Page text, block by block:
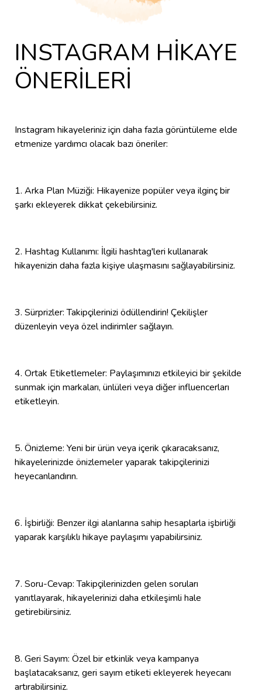
INSTAGRAM HİKAYE
ÖNERİLERİ
Instagram hikayeleriniz için daha fazla görüntüleme elde
etmenize yardımcı olacak bazı öneriler:
1. Arka Plan Müziği: Hikayenize popüler veya ilginç bir
şarkı ekleyerek dikkat çekebilirsiniz.
2. Hashtag Kullanımı: İlgili hashtag'leri kullanarak
hikayenizin daha fazla kişiye ulaşmasını sağlayabilirsiniz.
3. Sürprizler: Takipçilerinizi ödüllendirin! Çekilişler
düzenleyin veya özel indirimler sağlayın.
4. Ortak Etiketlemeler: Paylaşımınızı etkileyici bir şekilde
sunmak için markaları, ünlüleri veya diğer influencerları
etiketleyin.
5. Önizleme: Yeni bir ürün veya içerik çıkaracaksanız,
hikayelerinizde önizlemeler yaparak takipçilerinizi
heyecanlandırın.
6. İşbirliği: Benzer ilgi alanlarına sahip hesaplarla işbirliği
yaparak karşılıklı hikaye paylaşımı yapabilirsiniz.
7. Soru-Cevap: Takipçilerinizden gelen soruları
yanıtlayarak, hikayelerinizi daha etkileşimli hale
getirebilirsiniz.
8. Geri Sayım: Özel bir etkinlik veya kampanya
başlatacaksanız, geri sayım etiketi ekleyerek heyecanı
artırabilirsiniz.